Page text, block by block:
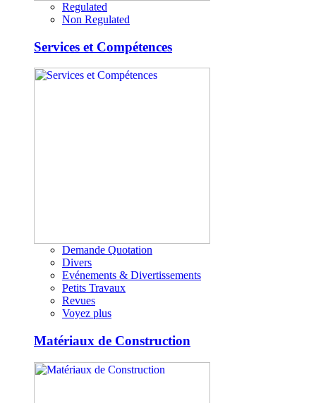
Regulated
Non Regulated
Services et Compétences
Demande Quotation
Divers
Evénements & Divertissements
Petits Travaux
Revues
Voyez plus
Matériaux de Construction